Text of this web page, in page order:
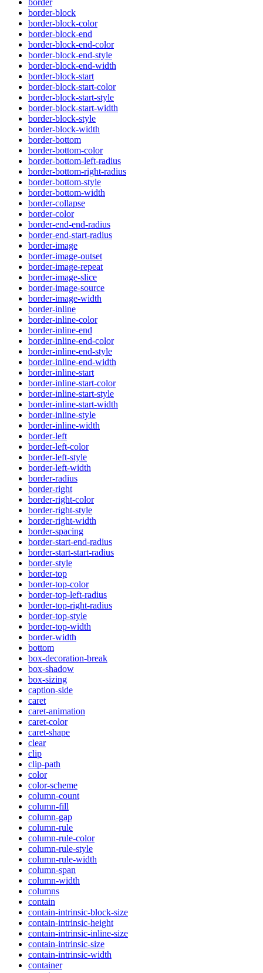
border-block
border-block-color
border-block-end
border-block-end-color
border-block-end-style
border-block-end-width
border-block-start
border-block-start-color
border-block-start-style
border-block-start-width
border-block-style
border-block-width
border-bottom
border-bottom-color
border-bottom-left-radius
border-bottom-right-radius
border-bottom-style
border-bottom-width
border-collapse
border-color
border-end-end-radius
border-end-start-radius
border-image
border-image-outset
border-image-repeat
border-image-slice
border-image-source
border-image-width
border-inline
border-inline-color
border-inline-end
border-inline-end-color
border-inline-end-style
border-inline-end-width
border-inline-start
border-inline-start-color
border-inline-start-style
border-inline-start-width
border-inline-style
border-inline-width
border-left
border-left-color
border-left-style
border-left-width
border-radius
border-right
border-right-color
border-right-style
border-right-width
border-spacing
border-start-end-radius
border-start-start-radius
border-style
border-top
border-top-color
border-top-left-radius
border-top-right-radius
border-top-style
border-top-width
border-width
bottom
box-decoration-break
box-shadow
box-sizing
caption-side
caret
caret-animation
caret-color
caret-shape
clear
clip
clip-path
color
color-scheme
column-count
column-fill
column-gap
column-rule
column-rule-color
column-rule-style
column-rule-width
column-span
column-width
columns
contain
contain-intrinsic-block-size
contain-intrinsic-height
contain-intrinsic-inline-size
contain-intrinsic-size
contain-intrinsic-width
container